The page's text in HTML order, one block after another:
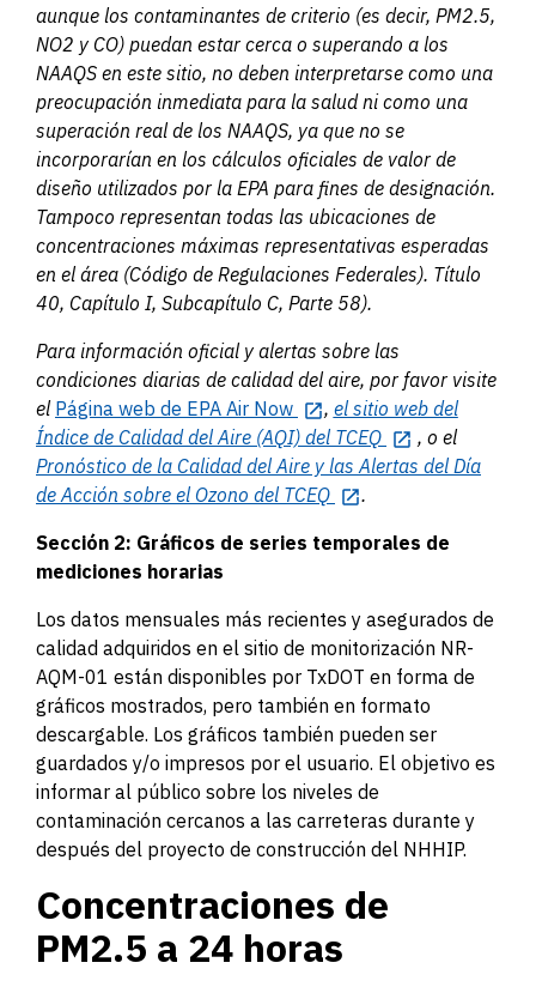
aunque los contaminantes de criterio (es decir, PM2.5,
NO2 y CO) puedan estar cerca o superando a los
NAAQS en este sitio, no deben interpretarse como una
preocupación inmediata para la salud ni como una
superación real de los NAAQS, ya que no se
incorporarían en los cálculos oficiales de valor de
diseño utilizados por la EPA para fines de designación.
Tampoco representan todas las ubicaciones de
concentraciones máximas representativas esperadas
en el área (Código de Regulaciones Federales). Título
40, Capítulo I, Subcapítulo C, Parte 58).
Para información oficial y alertas sobre las
condiciones diarias de calidad del aire, por favor visite
el Página web de EPA Air Now , el sitio web del
Índice de Calidad del Aire (AQI) del TCEQ
, o el
Pronóstico de la Calidad del Aire y las Alertas del Día
de Acción sobre el Ozono del TCEQ
.
Sección 2: Gráficos de series temporales de
mediciones horarias
Los datos mensuales más recientes y asegurados de
calidad adquiridos en el sitio de monitorización NR-
AQM-01 están disponibles por TxDOT en forma de
gráficos mostrados, pero también en formato
descargable. Los gráficos también pueden ser
guardados y/o impresos por el usuario. El objetivo es
informar al público sobre los niveles de
contaminación cercanos a las carreteras durante y
después del proyecto de construcción del NHHIP.
Concentraciones de
PM2.5 a 24 horas